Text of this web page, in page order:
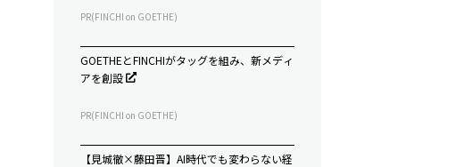
PR(FINCHI on GOETHE)
GOETHEとFINCHIがタッグを組み、新メディ
アを創設
PR(FINCHI on GOETHE)
【見城徹×藤田晋】AI時代でも変わらない経